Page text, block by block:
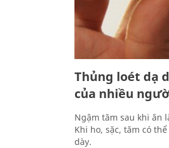
Thủng loét dạ
của nhiều
Ngậm tăm sau khi ăn
Khi ho, sặc, tăm có
dày.